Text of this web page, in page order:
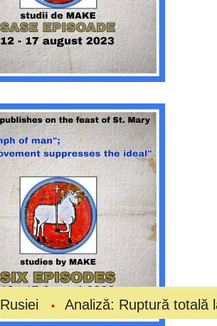
Analiză: Ruptură totală la vârful